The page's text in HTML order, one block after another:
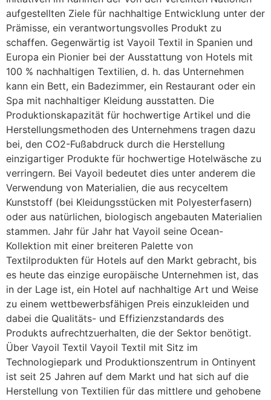
aufgestellten Ziele für nachhaltige Entwicklung unter der
Prämisse, ein verantwortungsvolles Produkt zu
schaffen. Gegenwärtig ist Vayoil Textil in Spanien und
Europa ein Pionier bei der Ausstattung von Hotels mit
100 % nachhaltigen Textilien, d. h. das Unternehmen
kann ein Bett, ein Badezimmer, ein Restaurant oder ein
Spa mit nachhaltiger Kleidung ausstatten. Die
Produktionskapazität für hochwertige Artikel und die
Herstellungsmethoden des Unternehmens tragen dazu
bei, den CO2-Fußabdruck durch die Herstellung
einzigartiger Produkte für hochwertige Hotelwäsche zu
verringern. Bei Vayoil bedeutet dies unter anderem die
Verwendung von Materialien, die aus recyceltem
Kunststoff (bei Kleidungsstücken mit Polyesterfasern)
oder aus natürlichen, biologisch angebauten Materialien
stammen. Jahr für Jahr hat Vayoil seine Ocean-
Kollektion mit einer breiteren Palette von
Textilprodukten für Hotels auf den Markt gebracht, bis
es heute das einzige europäische Unternehmen ist, das
in der Lage ist, ein Hotel auf nachhaltige Art und Weise
zu einem wettbewerbsfähigen Preis einzukleiden und
dabei die Qualitäts- und Effizienzstandards des
Produkts aufrechtzuerhalten, die der Sektor benötigt.
Über Vayoil Textil Vayoil Textil mit Sitz im
Technologiepark und Produktionszentrum in Ontinyent
ist seit 25 Jahren auf dem Markt und hat sich auf die
Herstellung von Textilien für das mittlere und gehobene